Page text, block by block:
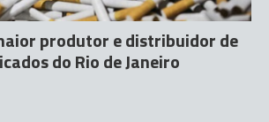
produtor e distribuidor de
do Rio de Janeiro